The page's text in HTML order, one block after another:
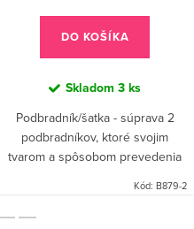
DO KOŠÍKA
Skladom 3 ks
Podbradník/šatka - súprava 2
podbradníkov, ktoré svojim
tvarom a spôsobom prevedenia
dieťatka pri kŕmení a sú aj šatka
Kód: B879-2